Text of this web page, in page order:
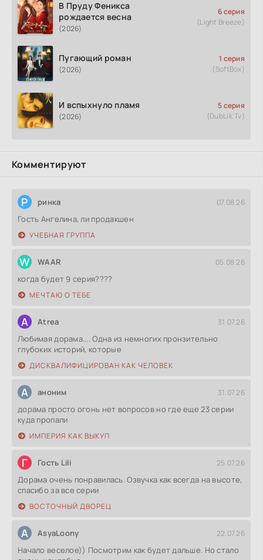
В Пруду Феникса
рождается весна
(2026)
6 серия
(Light Breeze)
Пугающий роман
(2026)
1 серия
(SoftBox)
И вспыхнуло пламя
(2026)
5 серия
(DubLik.Tv)
Комментируют
Р ринка 07.08.26
Гость Ангелина, ли продакшен
УЧЕБНАЯ ГРУППА
W WAAR 05.08.26
когда будет 9 серия????
МЕЧТАЮ О ТЕБЕ
A Atrea 31.07.26
Любимая дорама.... Одна из немногих пронзительно
глубоких историй, которые
ДИСКВАЛИФИЦИРОВАН КАК ЧЕЛОВЕК
А аноним 31.07.26
дорама просто огонь нет вопросов но где еще 23 серии
куда пропали
ИМПЕРИЯ КАК ВЫКУП
Г Гость Lili 25.07.26
Дорама очень понравилась. Озвучка как всегда на высоте,
спасибо за все серии
ВОСТОЧНЫЙ ДВОРЕЦ
A AsyaLoony 22.07.26
Начало веселое)) Посмотрим как будет дальше. Но стало